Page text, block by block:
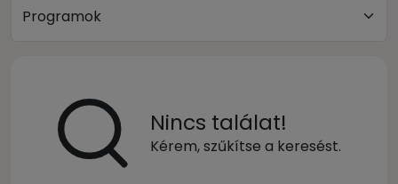
Nincs találat!
Kérem, szűkítse a keresést.